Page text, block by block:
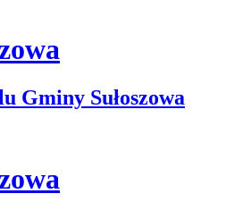
Gminy Sułoszowa